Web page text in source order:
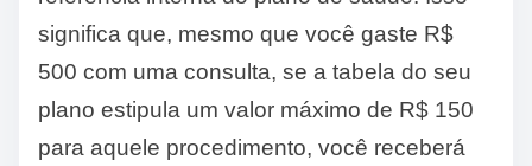
significa que, mesmo que você gaste R$
500 com uma consulta, se a tabela do seu
plano estipula um valor máximo de R$ 150
para aquele procedimento, você receberá